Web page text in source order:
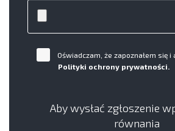
Oświadczam, że zapoznałem się i
Polityki ochrony prywatności.
Aby wysłać zgłoszenie
równania